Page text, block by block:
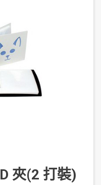
夾(2 打裝)